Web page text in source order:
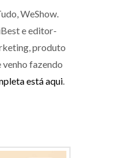
WeShow.
e editor-
produto
venho fazendo
está aqui.